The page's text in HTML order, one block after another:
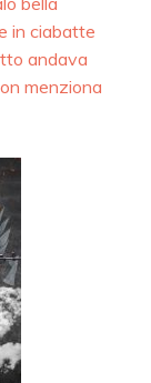
in ciabatte
andava
menziona